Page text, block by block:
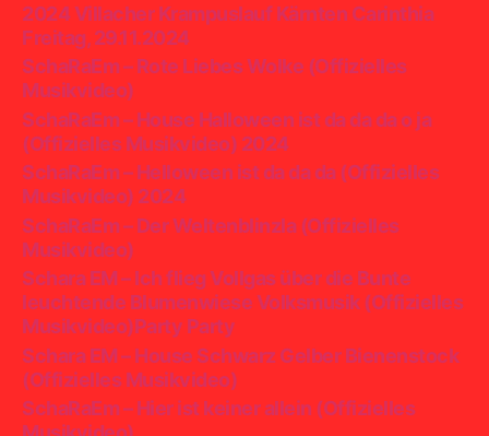
2024 Villacher Krampuslauf Kärnten Carinthia
Freitag, 29.11.2024
SchaRaEm – Rote Liebes Wolke (Offizielles
Musikvideo)
SchaRaEm – House Halloween ist da da da o ja
(Offizielles Musikvideo) 2024
SchaRaEm – Helloween ist da da da (Offizielles
Musikvideo) 2024
SchaRaEm – Der Weltenblinzla (Offizielles
Musikvideo)
Schara EM – Ich flieg Vollgas über die Bunte
leuchtende Blumenwiese Volksmusik (Offizielles
Musikvideo)Party Party
Schara EM – House Schwarz Gelber Bienenstock
(Offizielles Musikvideo)
SchaRaEm – Hier ist keiner allein (Offizielles